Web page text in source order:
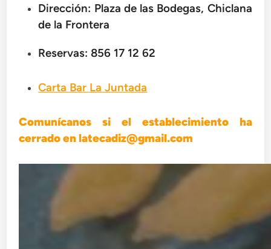
Dirección: Plaza de las Bodegas, Chiclana
de la Frontera
Reservas: 856 17 12 62
Carta Bar La Juntada
Comunícanos si el establecimiento ha
cerrado en latecadiz@gmail.com